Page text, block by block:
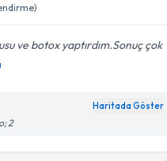
ve botox yaptırdım.Sonuç çok
Haritada Göster
2